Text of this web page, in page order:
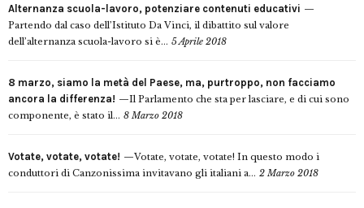
Alternanza scuola-lavoro, potenziare contenuti educativi
Partendo dal caso dell’Istituto Da Vinci, il dibattito sul valore
dell’alternanza scuola-lavoro si è... 5 Aprile 2018
8 marzo, siamo la metà del Paese, ma, purtroppo, non facciamo
ancora la differenza!
Il Parlamento che sta per lasciare, e di cui sono
componente, è stato il... 8 Marzo 2018
Votate, votate, votate!
Votate, votate, votate! In questo modo i
conduttori di Canzonissima invitavano gli italiani a... 2 Marzo 2018